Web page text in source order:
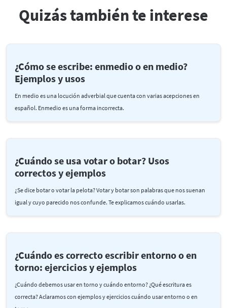
Quizás también te interese
¿Cómo se escribe: enmedio o en medio?
Ejemplos y usos
En medio es una locución adverbial que cuenta con varias acepciones en
español. Enmedio es una forma incorrecta.
¿Cuándo se usa votar o botar? Usos
correctos y ejemplos
¿Se dice botar o votar la pelota? Votar y botar son palabras que nos suenan
igual y cuyo parecido nos confunde. Te explicamos cuándo usarlas.
¿Cuándo es correcto escribir entorno o en
torno: ejercicios y ejemplos
¿Cuándo debemos usar en torno y cuándo entorno? ¿Qué escritura es
correcta? Aclaramos con ejemplos y ejercicios cuándo usar entorno o en